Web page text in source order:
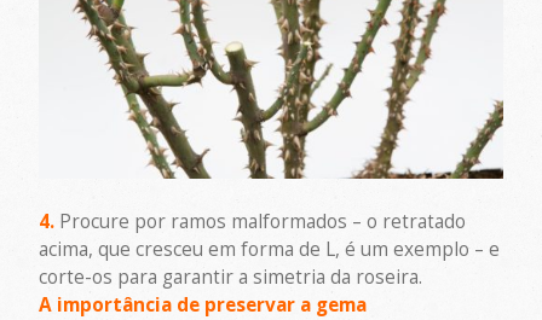
4. Procure por ramos malformados – o retratado
acima, que cresceu em forma de L, é um exemplo – e
corte-os para garantir a simetria da roseira.
A importância de preservar a gema